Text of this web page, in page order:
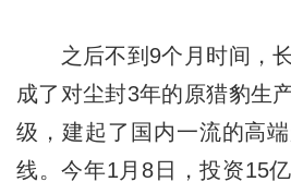
之后不到9个月时间，长
成了对尘封3年的原猎豹生
级，建起了国内一流的高
线。今年1月8日，投资15